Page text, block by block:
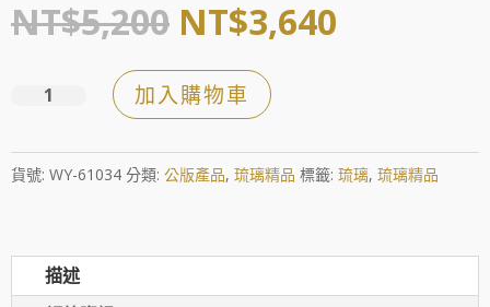
NT$5,200 原
始
價
格：
NT$5,200。
NT$3,640
系
列
加入購物車
貨號: WY-61034 分類: 公版產品, 琉璃精品 標籤: 琉璃, 琉璃精品
描述